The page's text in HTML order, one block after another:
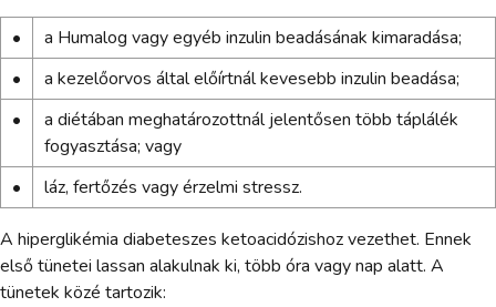
•
a Humalog vagy egyéb inzulin beadásának kimaradása;
•
a kezelőorvos által előírtnál kevesebb inzulin beadása;
•
a diétában meghatározottnál jelentősen több táplálék
fogyasztása; vagy
•
láz, fertőzés vagy érzelmi stressz.
A hiperglikémia diabeteszes ketoacidózishoz vezethet. Ennek
első tünetei lassan alakulnak ki, több óra vagy nap alatt. A
tünetek közé tartozik: